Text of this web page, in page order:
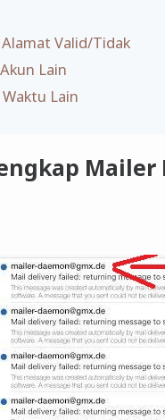
Valid/Tidak
Lain
Lain
Mailer